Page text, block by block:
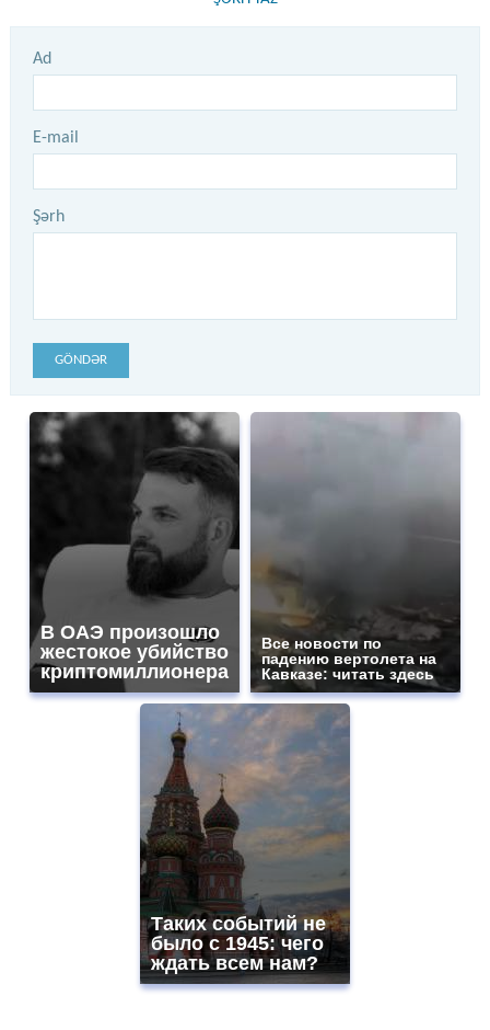
Ad
E-mail
Şərh
GÖNDƏR
В ОАЭ произошло
жестокое убийство
криптомиллионера
Все новости по
падению вертолета на
Кавказе: читать здесь
Таких событий не
было с 1945: чего
ждать всем нам?